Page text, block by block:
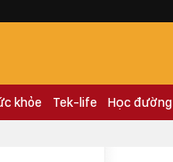
khỏe Tek-life Học đường